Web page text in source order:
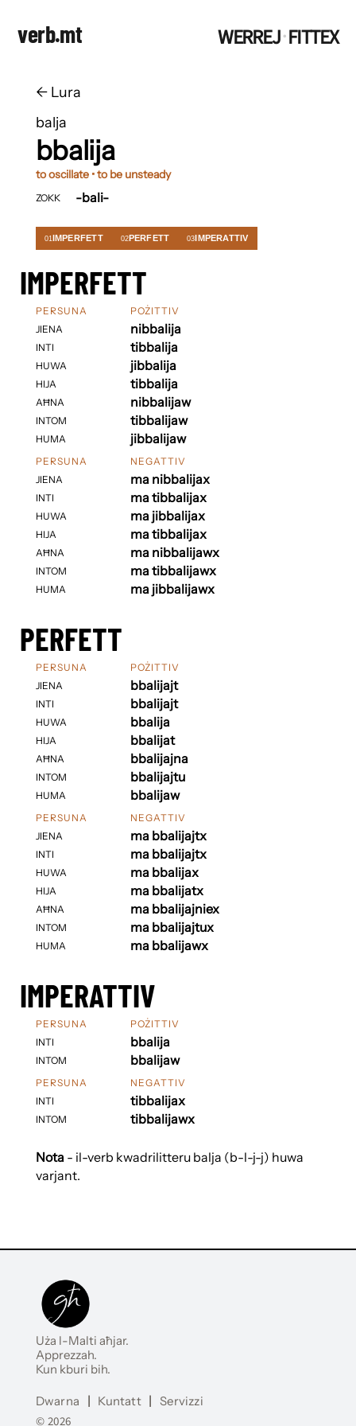
verb.mt WERREJ·FITTEX
← ​​Lura
balja
bbalija
to oscillate • to be unsteady
ZOKK -bali-
01IMPERFETT 02PERFETT 03IMPERATTIV
IMPERFETT
PERSUNA
JIENA
INTI
HUWA
HIJA
AĦNA
INTOM
HUMA
POŻITTIV
nibbalija
tibbalija
jibbalija
tibbalija
nibbalijaw
tibbalijaw
jibbalijaw
PERSUNA
JIENA
INTI
HUWA
HIJA
AĦNA
INTOM
HUMA
NEGATTIV
ma nibbalijax
ma tibbalijax
ma jibbalijax
ma tibbalijax
ma nibbalijawx
ma tibbalijawx
ma jibbalijawx
PERFETT
PERSUNA
JIENA
INTI
HUWA
HIJA
AĦNA
INTOM
HUMA
POŻITTIV
bbalijajt
bbalijajt
bbalija
bbalijat
bbalijajna
bbalijajtu
bbalijaw
PERSUNA
JIENA
INTI
HUWA
HIJA
AĦNA
INTOM
HUMA
NEGATTIV
ma bbalijajtx
ma bbalijajtx
ma bbalijax
ma bbalijatx
ma bbalijajniex
ma bbalijajtux
ma bbalijawx
IMPERATTIV
PERSUNA
INTI
INTOM
POŻITTIV
bbalija
bbalijaw
PERSUNA
INTI
INTOM
NEGATTIV
tibbalijax
tibbalijawx
Nota- il-verb kwadrilitteru balja (b-l-j-j) huwa
varjant.
Uża l-Malti aħjar.
Apprezzah.
Kun kburi bih.
Dwarna | Kuntatt | Servizzi
© 2026